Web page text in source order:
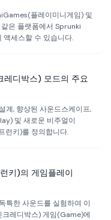
플레이미니게임) 및
은 플랫폼에서 Sprunki
세스할 수 있습니다.
디박스) 모드의 주요
, 향상된 사운드스케이프,
및 새로운 비주얼이
키)를 정의합니다.
키)의 게임플레이
특한 사운드를 실험하여 이
레디박스) 게임(Game)에